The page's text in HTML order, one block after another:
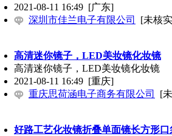
2021-08-11 16:49 [广东]
深圳市佳兰电子有限公司
[未核
高清迷你镜子，LED美妆镜化妆镜
高清迷你镜子，LED美妆镜化妆镜
2021-08-11 16:49 [重庆]
重庆思荷涵电子商务有限公司
[
好路工艺化妆镜折叠单面镜长方形